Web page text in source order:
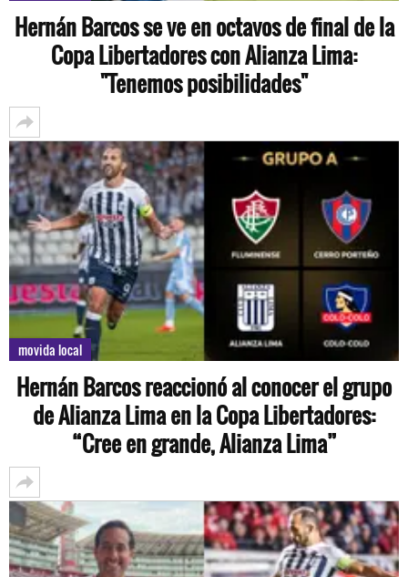
Hernán Barcos se ve en octavos de final de la
Copa Libertadores con Alianza Lima:
"Tenemos posibilidades"
movida local
Hernán Barcos reaccionó al conocer el grupo
de Alianza Lima en la Copa Libertadores:
“Cree en grande, Alianza Lima”